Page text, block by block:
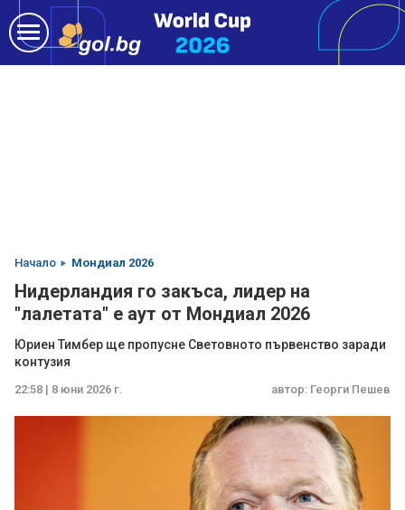
Начало Мондиал 2026
Нидерландия го закъса, лидер на
"лалетата" е аут от Мондиал 2026
Юриен Тимбер ще пропусне Световното първенство заради
контузия
22:58 | 8 юни 2026 г. автор: Георги Пешев